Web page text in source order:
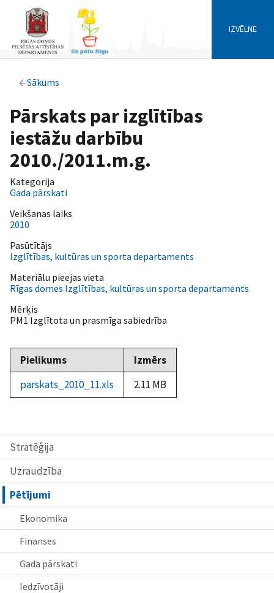
IZVĒLNE
Sākums
Stratēģija
Uzraudzība
Pētījumi
Ekonomika
Finanses
Gada pārskati
Iedzīvotāji
Pārskats par izglītības
iestāžu darbību
2010./2011.m.g.
Kategorija
Gada pārskati
Veikšanas laiks
2010
Pasūtītājs
Izglītības, kultūras un sporta departaments
Materiālu pieejas vieta
Rīgas domes Izglītības, kultūras un sporta departaments
Mērķis
PM1 Izglītota un prasmīga sabiedrība
Pielikums
Izmērs
parskats_2010_11.xls
2.11 MB